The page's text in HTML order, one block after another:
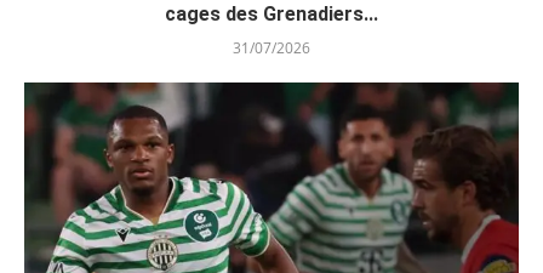
cages des Grenadiers...
31/07/2026